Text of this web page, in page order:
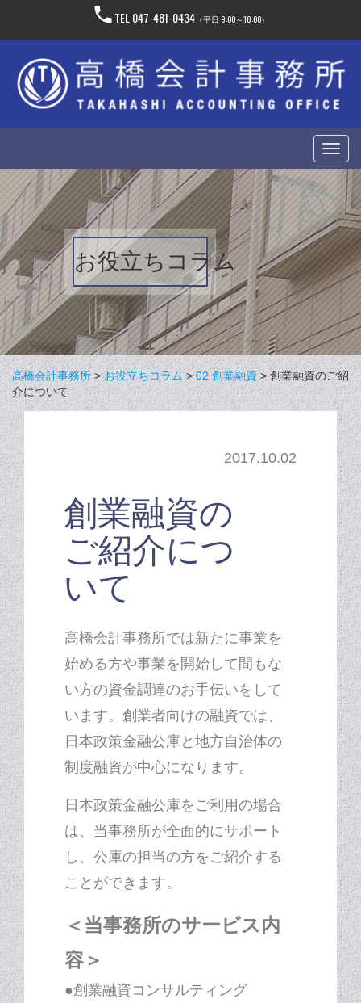
phoneTEL 047-481-0434 （平日 9:00～18:00）
お役立ちコラム
高橋会計事務所>お役立ちコラム>02 創業融資 >創業融資のご紹
介について
2017.10.02
創業融資の
ご紹介につ
いて
高橋会計事務所では新たに事業を
始める方や事業を開始して間もな
い方の資金調達のお手伝いをして
います。創業者向けの融資では、
日本政策金融公庫と地方自治体の
制度融資が中心になります。
日本政策金融公庫をご利用の場合
は、当事務所が全面的にサポート
し、公庫の担当の方をご紹介する
ことができます。
＜当事務所のサービス内
容＞
●創業融資コンサルティング